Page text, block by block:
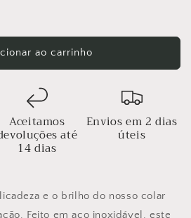
ao carrinho
Aceitamos
até
14 dias
Envios em 2 dias
úteis
e o brilho do nosso colar
Feito em aço inoxidável, este